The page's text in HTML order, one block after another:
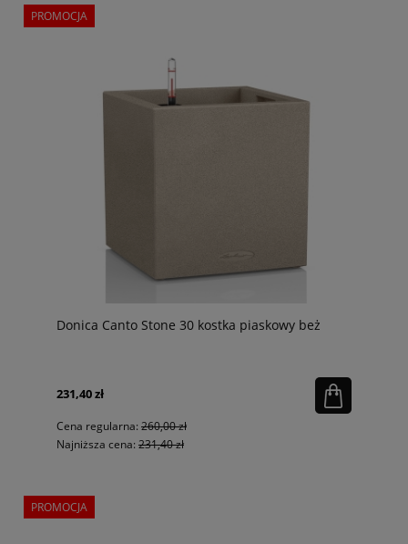
Donica Canto Stone 30 kostka piaskowy beż
231,40 zł
Cena regularna: 260,00 zł
Najniższa cena: 231,40 zł
PROMOCJA
PROMOCJA